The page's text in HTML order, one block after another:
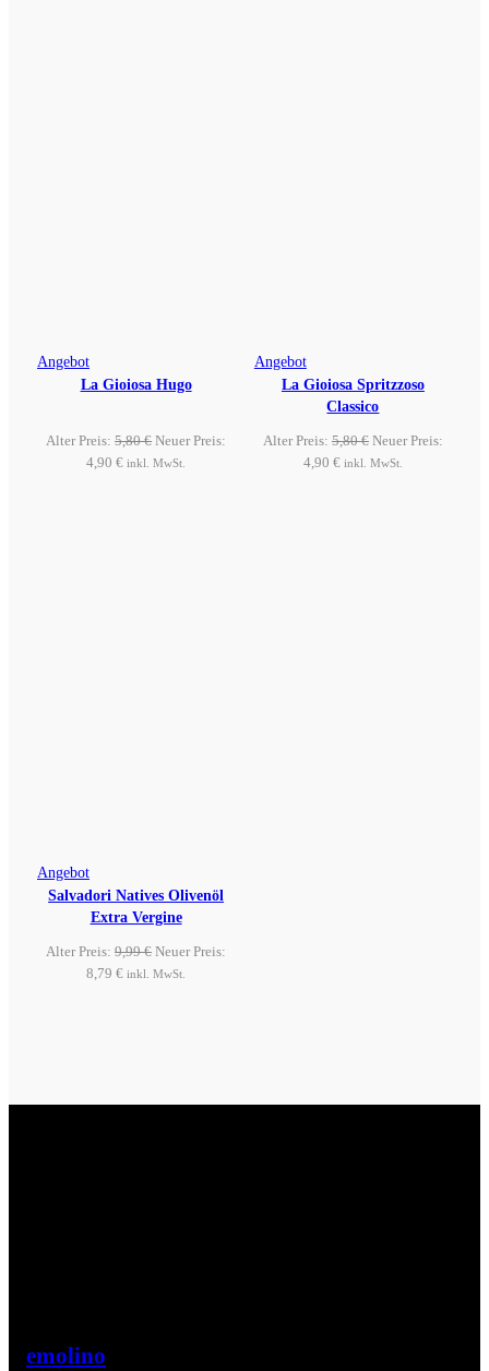
AngebotProdukt
im
La Gioiosa Hugo
Alter Preis: 5,80€ Ursprünglicher
Preis
Neuer Preis:
4,90€Aktueller
inkl. MwSt.
AngebotProdukt
im
Angebot
La Gioiosa Spritzzoso
Classico
Alter Preis: 5,80€ Ursprünglicher
Preis
Neuer Preis:
4,90 €Aktueller
inkl. MwSt.
AngebotProdukt
im
Angebot
Salvadori Natives Olivenöl
Extra Vergine
Alter Preis: 9,99€ Ursprünglicher
Preis
Neuer Preis:
8,79€Aktueller
inkl. MwSt.
emolino